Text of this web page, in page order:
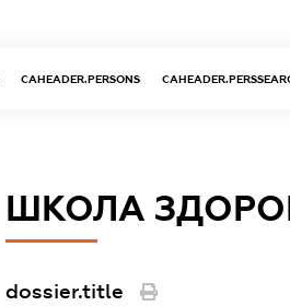
CAHEADER.PERSONS
ШКОЛА
dossier.title